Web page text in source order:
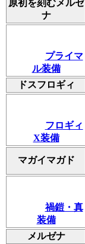
原初を刻むメルゼ
ナ
プライマ
ル装備
ドスフロギィ
フロギィ
X装備
マガイマガド
禍鎧・真
装備
メルゼナ